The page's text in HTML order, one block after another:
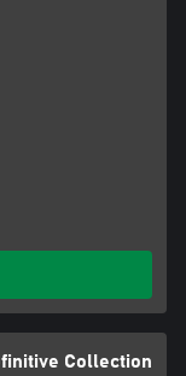
Collection